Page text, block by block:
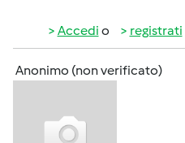
Accedi o registrati
Anonimo (non verificato)